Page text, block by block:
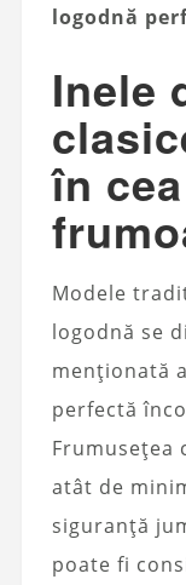
logodnă
Inele
în
Modele
logodnă se
menționată
perfectă
Frumusețea
atât de
siguranță
poate fi